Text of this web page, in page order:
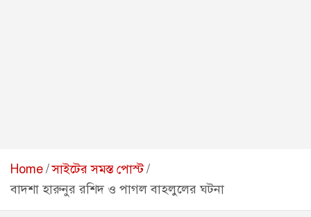
Home সাইটের সমস্ত পোস্ট
বাদশা হারুনুর রশিদ ও পাগল বাহলুলের ঘটনা